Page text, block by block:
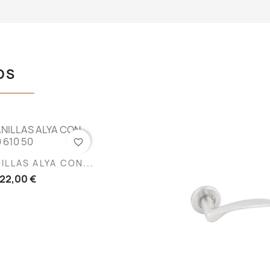
rápida
ALYA CON...
22,00 €
favorite_border